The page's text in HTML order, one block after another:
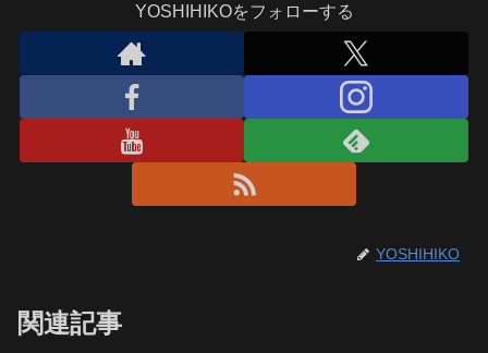
YOSHIHIKOをフォローする
YOSHIHIKO
関連記事